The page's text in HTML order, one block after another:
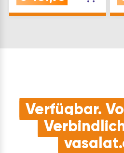
Heimwer…
Verfügbar.